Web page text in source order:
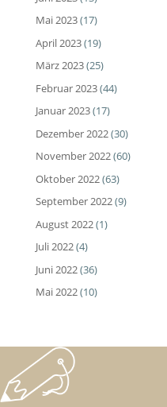
Mai 2023(17)
April 2023(19)
März 2023(25)
Februar 2023(44)
Januar 2023(17)
Dezember 2022(30)
November 2022(60)
Oktober 2022(63)
September 2022(9)
August 2022(1)
Juli 2022(4)
Juni 2022(36)
Mai 2022(10)